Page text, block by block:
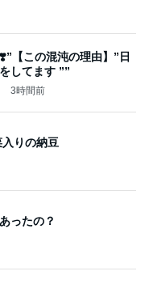
りの納豆
ったの？
和な人